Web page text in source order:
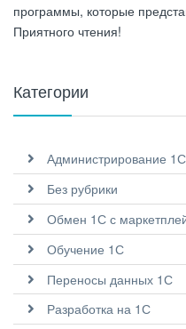
программы, которые
Приятного чтения!
Категории
Администрирование 1С
Без рубрики
Обмен 1С с
Обучение 1С
Переносы данных 1С
Разработка на 1С